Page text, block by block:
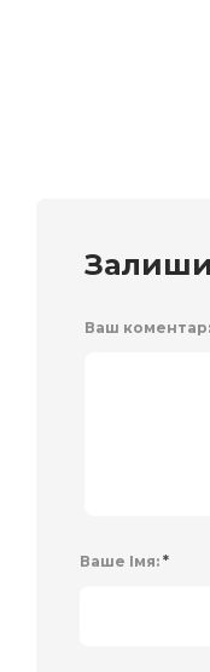
Ваш коментар:
Ваше Імя: *